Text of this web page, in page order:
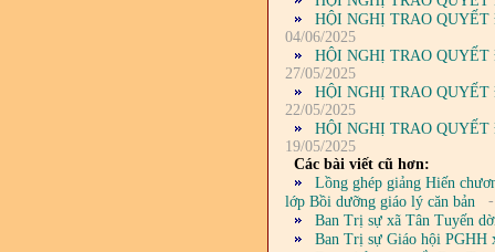
HỘI NGHỊ TRAO
04/06/2025
HỘI NGHỊ TRAO
27/05/2025
HỘI NGHỊ TRAO
22/05/2025
HỘI NGHỊ TRAO
19/05/2025
Các bài viết cũ hơn:
Lồng ghép giảng Hiến
lớp Bồi dưỡng giáo lý căn bản
Ban Trị sự xã Tân Tuyến
Ban Trị sự Giáo hội PGHH